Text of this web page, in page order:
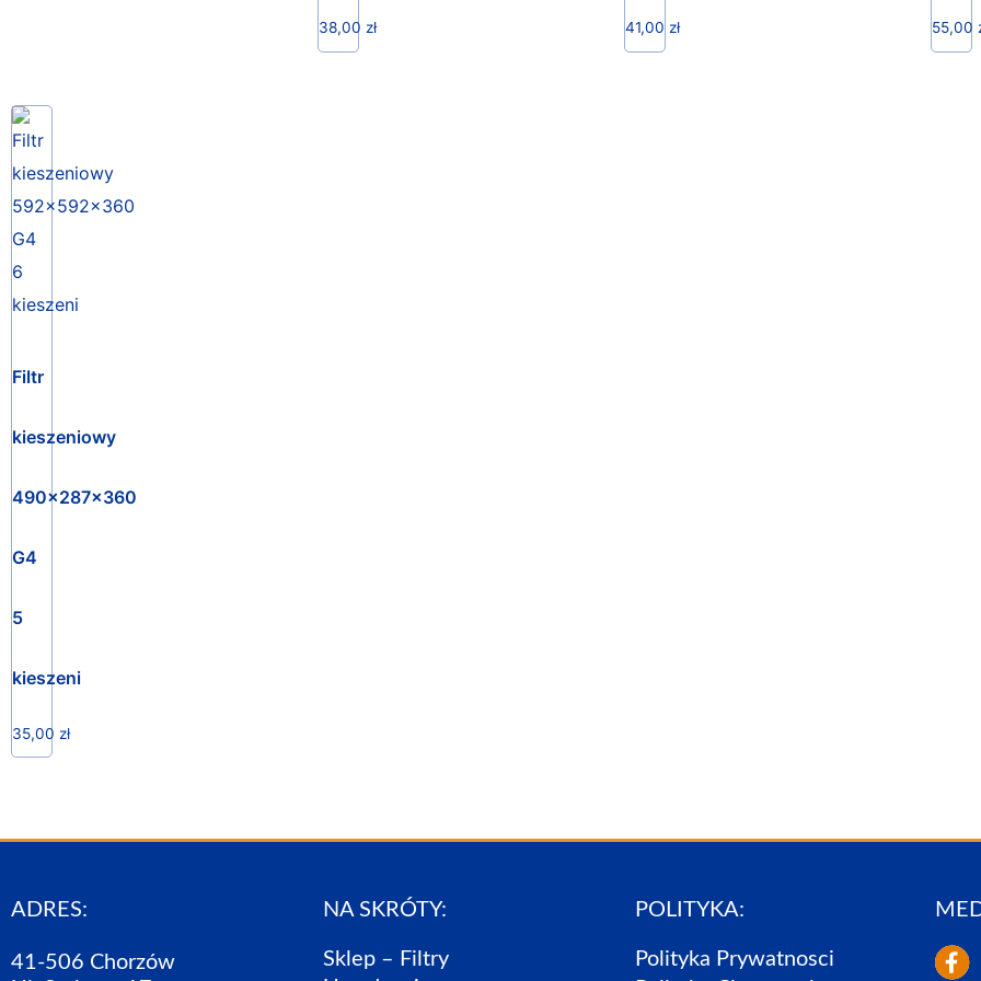
38,00 zł 41,00 zł 55,00
Filtr
kieszeniowy
490x287x360
G4
5
kieszeni
35,00 zł
ADRES:
41-506 Chorzów
NA SKRÓTY:
Sklep – Filtry
POLITYKA:
Polityka Prywatnosci